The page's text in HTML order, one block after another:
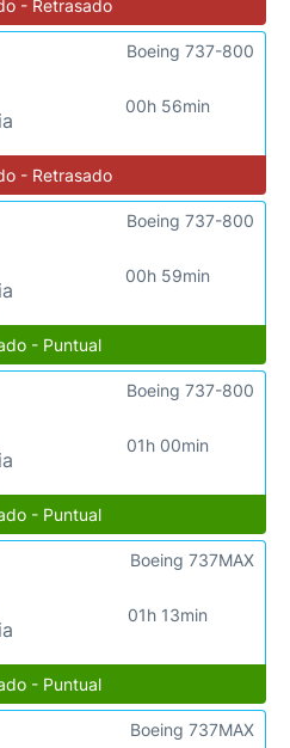
- Retrasado
00h 56min
Boeing 737-800
- Retrasado
00h 59min
Boeing 737-800
- Puntual
01h 00min
Boeing 737-800
- Puntual
01h 13min
Boeing 737MAX
- Puntual
Boeing 737MAX